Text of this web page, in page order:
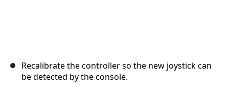
Recalibrate the controller so the new joystick can
be detected by the console.